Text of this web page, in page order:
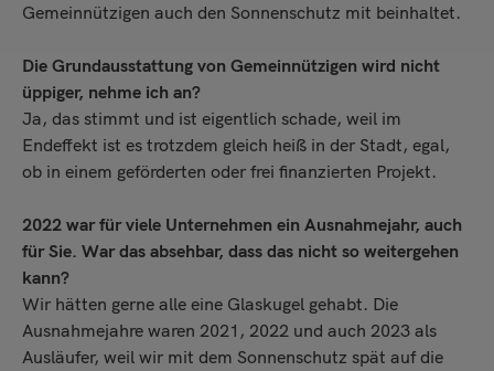
Gemeinnützigen auch den Sonnenschutz mit beinhaltet.
Die Grundausstattung von Gemeinnützigen wird nicht
üppiger, nehme ich an?
Ja, das stimmt und ist eigentlich schade, weil im
Endeffekt ist es trotzdem gleich heiß in der Stadt, egal,
ob in einem geförderten oder frei finanzierten Projekt.
2022 war für viele Unternehmen ein Ausnahmejahr, auch
für Sie. War das absehbar, dass das nicht so weitergehen
kann?
Wir hätten gerne alle eine Glaskugel gehabt. Die
Ausnahmejahre waren 2021, 2022 und auch 2023 als
Ausläufer, weil wir mit dem Sonnenschutz spät auf die